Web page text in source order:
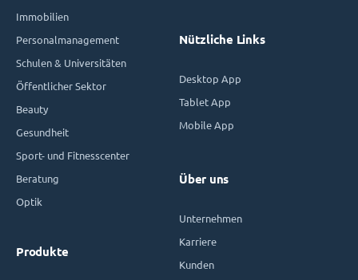
Immobilien
Personalmanagement
Schulen & Universitäten
Öffentlicher Sektor
Beauty
Gesundheit
Sport- und Fitnesscenter
Beratung
Optik
Produkte
Nützliche Links
Desktop App
Tablet App
Mobile App
Über uns
Unternehmen
Karriere
Kunden